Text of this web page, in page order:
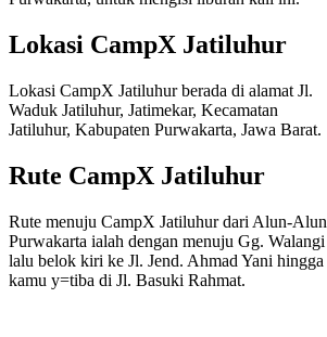
Lokasi CampX Jatiluhur
Lokasi CampX Jatiluhur berada di alamat Jl.
Waduk Jatiluhur, Jatimekar, Kecamatan
Jatiluhur, Kabupaten Purwakarta, Jawa Barat.
Rute CampX Jatiluhur
Rute menuju CampX Jatiluhur dari Alun-Alun
Purwakarta ialah dengan menuju Gg. Walangi
lalu belok kiri ke Jl. Jend. Ahmad Yani hingga
kamu y=tiba di Jl. Basuki Rahmat.